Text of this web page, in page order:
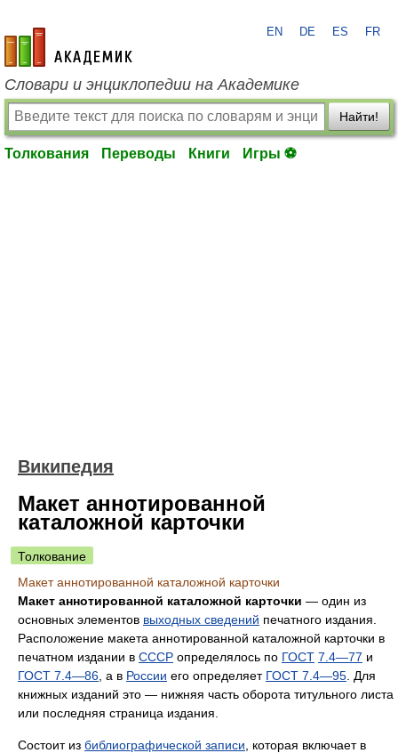
academic.ru
EN DE ES FR
Словари и энциклопедии на Академике
Найти!
Толкования Переводы Книги Игры ⚽
Википедия
Макет аннотированной
каталожной карточки
Толкование
Макет аннотированной каталожной карточки
Макет аннотированной каталожной карточки — один из
основных элементов выходных сведений печатного издания.
Расположение макета аннотированной каталожной карточки в
печатном издании в СССР определялось по ГОСТ 7.4—77 и
ГОСТ 7.4—86 , а в России его определяет ГОСТ 7.4—95 . Для
книжных изданий это — нижняя часть оборота титульного листа
или последняя страница издания.
Состоит из библиографической записи , которая включает в